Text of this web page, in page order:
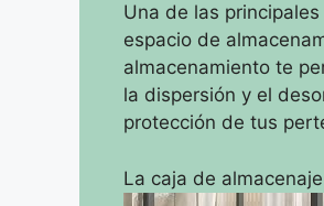
Una de las
espacio de
almacenamiento te
la dispersión y el
protección de tus
La caja de